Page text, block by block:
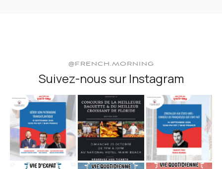
@FRENCH.MORNING
Suivez-nous sur Instagram